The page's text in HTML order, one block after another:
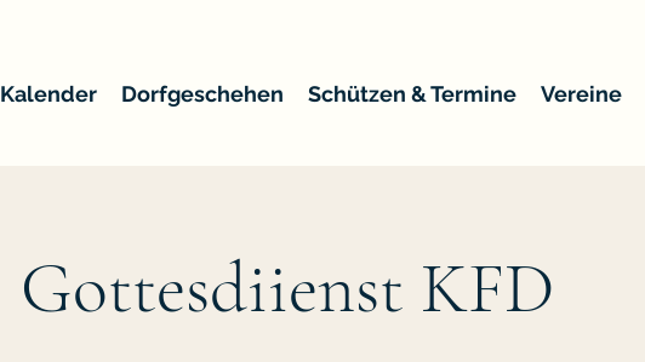
Kalender Dorfgeschehen Schützen & Termine Vereine
Gottesdiienst KFD